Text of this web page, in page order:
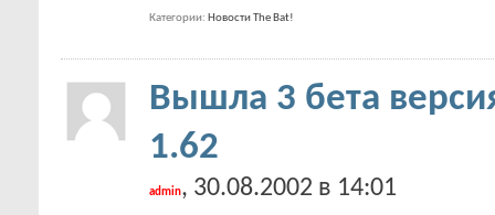
Категории Новости The Bat!
Вышла 3 бета
1.62
admin, 30.08.2002 в 14:01